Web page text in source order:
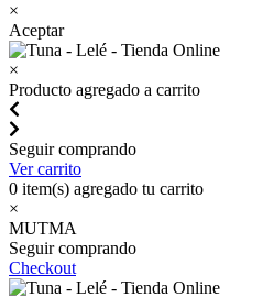
×
Aceptar
×
Producto agregado a carrito
Seguir comprando
Ver carrito
0 item(s) agregado tu carrito
×
MUTMA
Seguir comprando
Checkout